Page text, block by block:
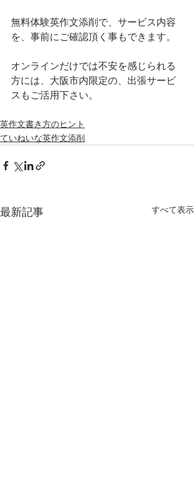
無料体験英作文添削で、サービス内容
を、事前にご確認頂く事もできます。
オンラインだけでは不安を感じられる
方には、大阪市内限定の、出張サービ
スもご活用下さい。
英作文書き方のヒント
ていねいな英作文添削
最新記事 すべて表示